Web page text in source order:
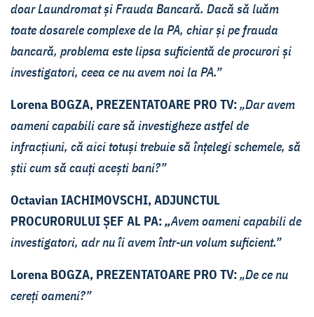
doar Laundromat și Frauda Bancară. Dacă să luăm
toate dosarele complexe de la PA, chiar și pe frauda
bancară, problema este lipsa suficientă de procurori și
investigatori, ceea ce nu avem noi la PA.”
Lorena BOGZA, PREZENTATOARE PRO TV:„Dar avem
oameni capabili care să investigheze astfel de
infracțiuni, că aici totuși trebuie să înțelegi schemele, să
știi cum să cauți acești bani?”
Octavian IACHIMOVSCHI, ADJUNCTUL
PROCURORULUI ȘEF AL PA:„Avem oameni capabili de
investigatori, adr nu îi avem într-un volum suficient.”
Lorena BOGZA, PREZENTATOARE PRO TV:„De ce nu
cereți oameni?”